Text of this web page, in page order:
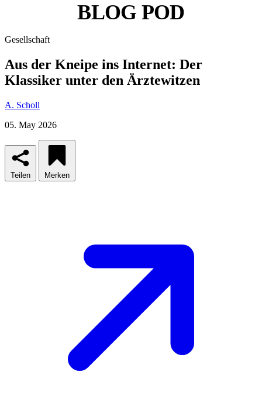
BLOG POD
Gesellschaft
Aus der Kneipe ins Internet: Der
Klassiker unter den Ärztewitzen
A. Scholl
05. May 2026
Teilen Merken